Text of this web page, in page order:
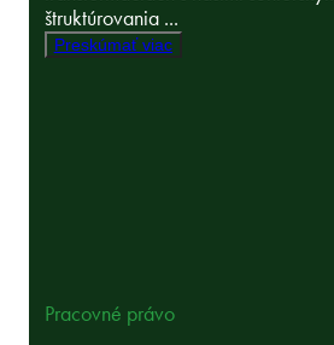
štruktúrovania ...
Preskúmať viac
Pracovné právo